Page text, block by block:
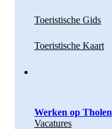
Toeristische Gids
Toeristische Kaart
Werken op Tholen
Vacatures